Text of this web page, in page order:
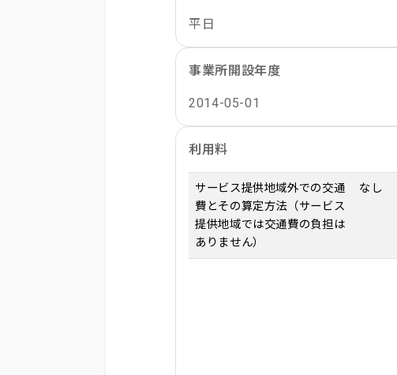
平日
事業所開設年度
2014-05-01
利用料
サービス提供地域外での交通
費とその算定方法（サービス
提供地域では交通費の負担は
ありません）
なし